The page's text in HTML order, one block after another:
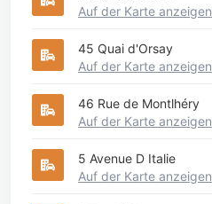
Auf der Karte anzeigen
45 Quai d'Orsay
Auf der Karte anzeigen
46 Rue de Montlhéry
Auf der Karte anzeigen
5 Avenue D Italie
Auf der Karte anzeigen